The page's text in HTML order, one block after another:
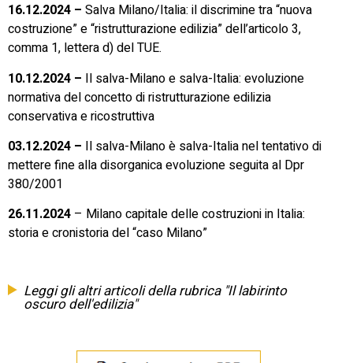
16.12.2024 – Salva Milano/Italia: il discrimine tra “nuova
costruzione” e “ristrutturazione edilizia” dell’articolo 3,
comma 1, lettera d) del TUE.
10.12.2024 – Il salva-Milano e salva-Italia: evoluzione
normativa del concetto di ristrutturazione edilizia
conservativa e ricostruttiva
03.12.2024 – Il salva-Milano è salva-Italia nel tentativo di
mettere fine alla disorganica evoluzione seguita al Dpr
380/2001
26.11.2024 – Milano capitale delle costruzioni in Italia:
storia e cronistoria del “caso Milano”
Leggi gli altri articoli della rubrica "Il labirinto
oscuro dell'edilizia"